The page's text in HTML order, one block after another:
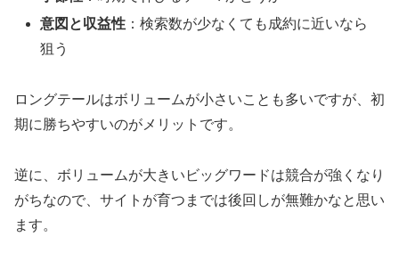
意図と収益性 ：検索数が少なくても成約に近いなら
狙う
ロングテールはボリュームが小さいことも多いですが、初
期に勝ちやすいのがメリットです。
逆に、ボリュームが大きいビッグワードは競合が強くなり
がちなので、サイトが育つまでは後回しが無難かなと思い
ます。